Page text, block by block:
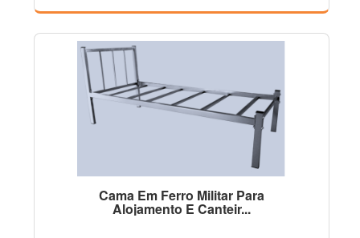
Cama Em Ferro Militar Para
Alojamento E Canteir...